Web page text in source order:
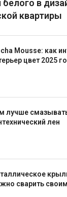
в
квартиры
Mousse: как
цвет 2025
лучше
лен
сварить